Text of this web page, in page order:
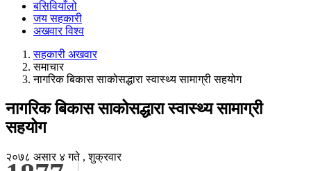
बसिवियाँलो
जय सहकारी
अखवार विश्व
सहकारी अखवार
समाचार
नागरिक बिकास साकोसद्धारा स्वास्थ्य सामाग्री सहयोग
नागरिक बिकास साकोसद्धारा स्वास्थ्य सामाग्री
सहयोग
२०७८ असार ४ गते , शुक्रवार